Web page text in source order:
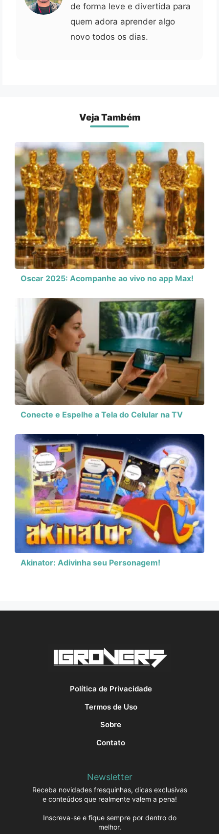
de forma leve e divertida para
quem adora aprender algo
novo todos os dias.
Veja Também
Oscar 2025: Acompanhe ao vivo no app Max!
Conecte e Espelhe a Tela do Celular na TV
Akinator: Adivinha seu Personagem!
Política de Privacidade
Termos de Uso
Sobre
Contato
Newsletter
Receba novidades fresquinhas, dicas exclusivas
e conteúdos que realmente valem a pena!
Inscreva-se e fique sempre por dentro do
melhor.